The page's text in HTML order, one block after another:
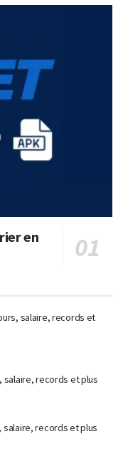
en
salaire, records et
salaire, records et plus
salaire, records et plus